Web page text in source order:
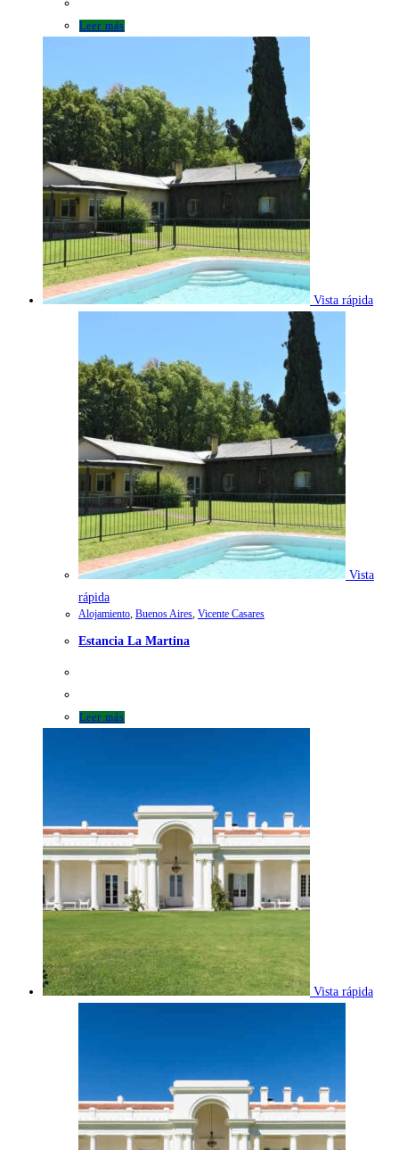
Leer más
Vista rápida
Vista
rápida
Alojamiento, Buenos Aires, Vicente Casares
Estancia La Martina
Leer más
Vista rápida